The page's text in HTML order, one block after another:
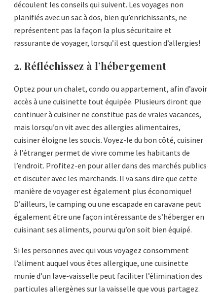
découlent les conseils qui suivent. Les voyages non
planifiés avec un sac à dos, bien qu’enrichissants, ne
représentent pas la façon la plus sécuritaire et
rassurante de voyager, lorsqu’il est question d’allergies!
2. Réfléchissez à l’hébergement
Optez pour un chalet, condo ou appartement, afin d’avoir
accès à une cuisinette tout équipée. Plusieurs diront que
continuer à cuisiner ne constitue pas de vraies vacances,
mais lorsqu’on vit avec des allergies alimentaires,
cuisiner éloigne les soucis. Voyez-le du bon côté, cuisiner
à l’étranger permet de vivre comme les habitants de
l’endroit. Profitez-en pour aller dans des marchés publics
et discuter avec les marchands. Il va sans dire que cette
manière de voyager est également plus économique!
D’ailleurs, le camping ou une escapade en caravane peut
également être une façon intéressante de s’héberger en
cuisinant ses aliments, pourvu qu’on soit bien équipé.
Si les personnes avec qui vous voyagez consomment
l’aliment auquel vous êtes allergique, une cuisinette
munie d’un lave-vaisselle peut faciliter l’élimination des
particules allergènes sur la vaisselle que vous partagez.